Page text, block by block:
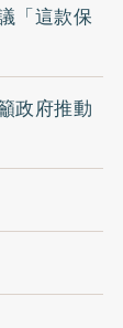
「這款保
政府推動